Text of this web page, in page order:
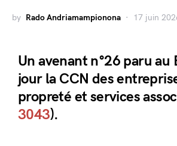
by Rado Andriamampionona 17 juin
Un avenant n°26 paru au
jour la CCN des
propreté et services
3043).